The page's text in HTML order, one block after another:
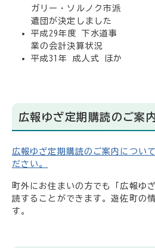
ガリー・ソルノク市派
遣団が決定しました
平成29年度 下水道事
業の会計決算状況
平成31年 成人式 ほか
広報ゆざ定期購読のご案内
広報ゆざ定期購読のご案内につい
ださい。
町外にお住まいの方でも「広報ゆ
読することができます。遊佐町の
す。